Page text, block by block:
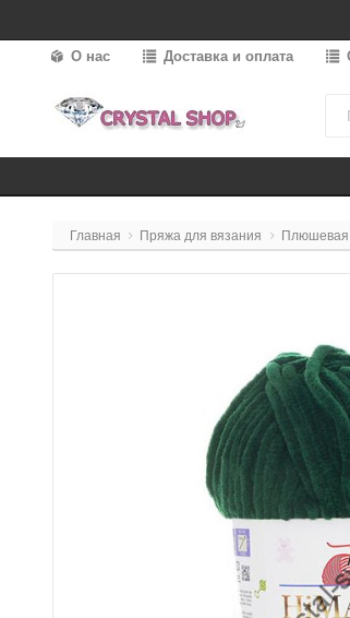
О нас Доставка и оплата
Главная Пряжа для вязания